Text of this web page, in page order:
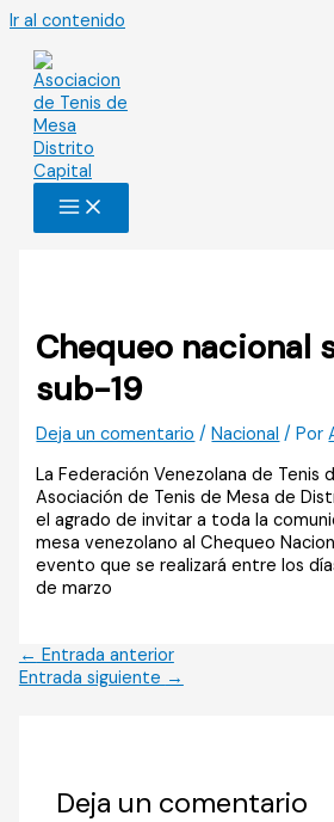
Ir al contenido
Chequeo nacional
sub-19
Deja un comentario /Nacional / Por
La Federación Venezolana de Tenis
Asociación de Tenis de Mesa de
el agrado de invitar a toda la
mesa venezolano al Chequeo
evento que se realizará entre los
de marzo
← Entrada anterior
Entrada siguiente →
Deja un comentario